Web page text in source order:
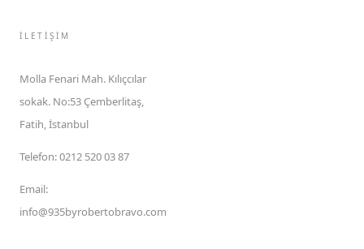
İLETIŞIM
Molla Fenari Mah. Kılıçcılar
sokak. No:53 Çemberlitaş,
Fatih, İstanbul
Telefon:0212 520 03 87
Email:
info@935byrobertobravo.com